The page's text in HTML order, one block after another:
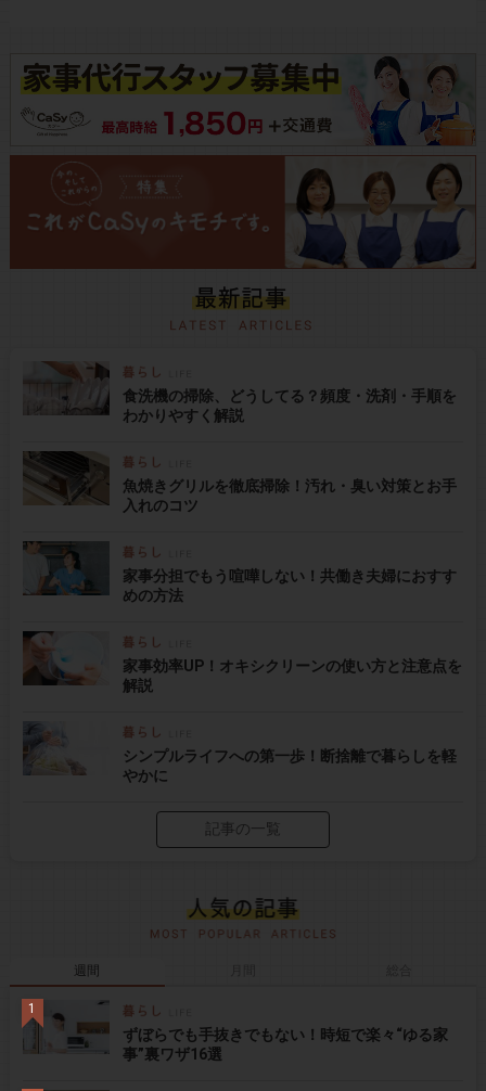
食洗機の掃除、どうしてる？頻度・洗剤・手順を
わかりやすく解説
魚焼きグリルを徹底掃除！汚れ・臭い対策とお手
入れのコツ
家事分担でもう喧嘩しない！共働き夫婦におすす
めの方法
家事効率UP！オキシクリーンの使い方と注意点を
解説
シンプルライフへの第一歩！断捨離で暮らしを軽
やかに
記事の一覧
週間
ずぼらでも手抜きでもない！時短で楽々“ゆる家
事”裏ワザ16選